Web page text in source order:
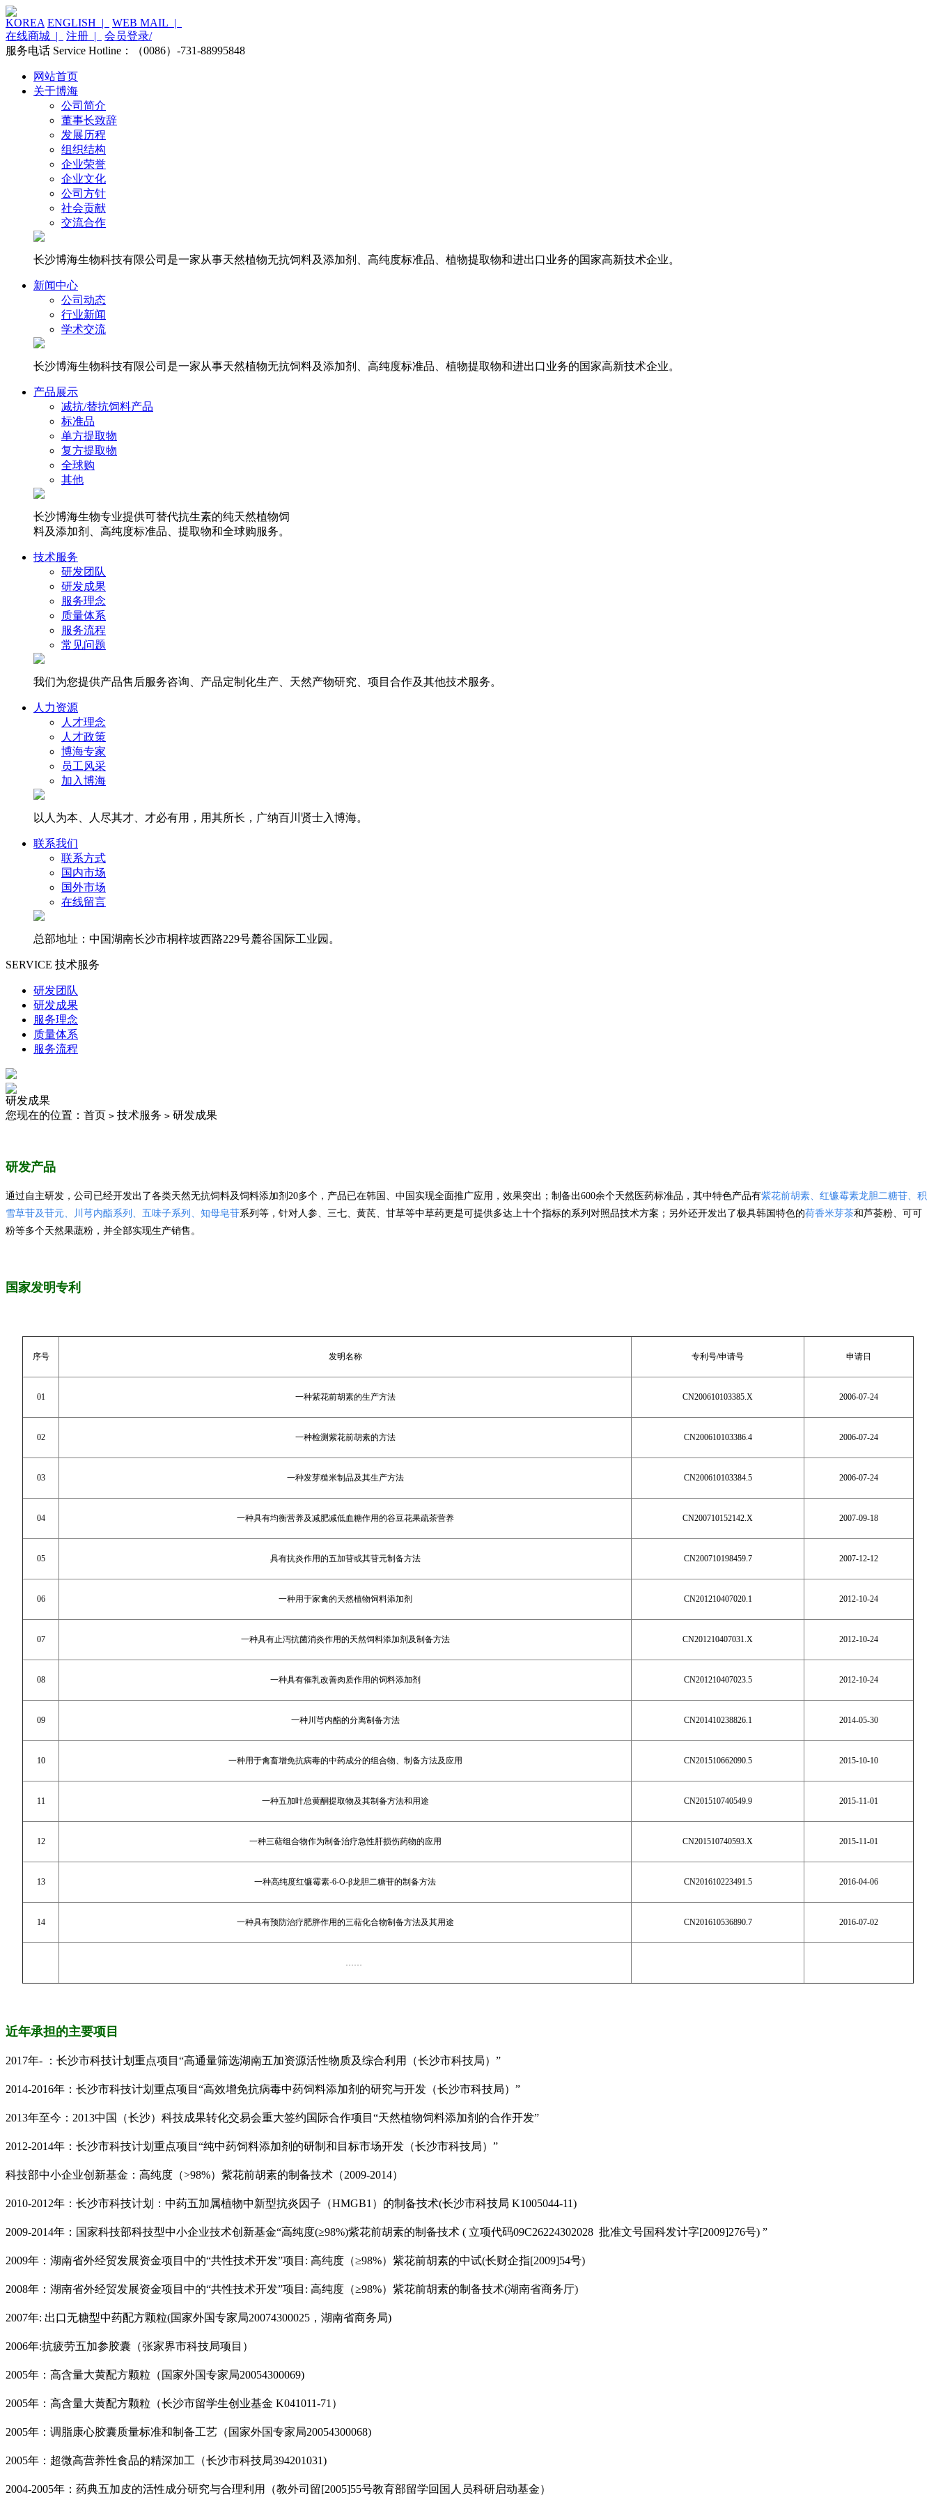
KOREA ENGLISH |
WEB MAIL |
在线商城 |
注册 |
会员登录/
服务电话 Service Hotline：（0086）-731-88995848
网站首页
关于博海
公司简介
董事长致辞
发展历程
组织结构
企业荣誉
企业文化
公司方针
社会贡献
交流合作
长沙博海生物科技有限公司是一家从事天然植物无抗饲料及添加剂、高纯度标准品、植物提取物和进出口业务的国家高新技术企业。
新闻中心
公司动态
行业新闻
学术交流
长沙博海生物科技有限公司是一家从事天然植物无抗饲料及添加剂、高纯度标准品、植物提取物和进出口业务的国家高新技术企业。
产品展示
减抗/替抗饲料产品
标准品
单方提取物
复方提取物
全球购
其他
长沙博海生物专业提供可替代抗生素的纯天然植物饲
料及添加剂、高纯度标准品、提取物和全球购服务。
技术服务
研发团队
研发成果
服务理念
质量体系
服务流程
常见问题
我们为您提供产品售后服务咨询、产品定制化生产、天然产物研究、项目合作及其他技术服务。
人力资源
人才理念
人才政策
博海专家
员工风采
加入博海
以人为本、人尽其才、才必有用，用其所长，广纳百川贤士入博海。
联系我们
联系方式
国内市场
国外市场
在线留言
总部地址：中国湖南长沙市桐梓坡西路229号麓谷国际工业园。
SERVICE 技术服务
研发团队
研发成果
服务理念
质量体系
服务流程
研发成果
您现在的位置：首页 > 技术服务 > 研发成果
研发产品
通过自主研发，公司已经开发出了各类天然无抗饲料及饲料添加剂 20多个，产品已在韩国、中国实现全面推广应用，效果突出；制备出600余个天然医药标准品，其中特色产品有紫花前胡素、红镰霉素龙胆二糖苷、积
雪草苷及苷元、川芎内酯系列、五味子系列、知母皂苷系列等，针对人参、三七、黄芪、甘草等中草药更是可提供多达上十个指标的系列对照品技术方案；另外还开发出了极具韩国特色的荷香米芽茶和芦荟粉、可可
粉等多个天然果蔬粉，并全部实现生产销售。
国家发明专利
序号 发明名称 专利号/申请号 申请日
01 一种紫花前胡素的生产方法 CN200610103385.X 2006-07-24
02 一种检测紫花前胡素的方法 CN200610103386.4 2006-07-24
03 一种发芽糙米制品及其生产方法 CN200610103384.5 2006-07-24
04 一种具有均衡营养及减肥减低血糖作用的谷豆花果疏茶营养 CN200710152142.X 2007-09-18
05 具有抗炎作用的五加苷或其苷元制备方法 CN200710198459.7 2007-12-12
06 一种用于家禽的天然植物饲料添加剂 CN201210407020.1 2012-10-24
07 一种具有止泻抗菌消炎作用的天然饲料添加剂及制备方法 CN201210407031.X 2012-10-24
08 一种具有催乳改善肉质作用的饲料添加剂 CN201210407023.5 2012-10-24
09 一种川芎内酯的分离制备方法 CN201410238826.1 2014-05-30
10 一种用于禽畜增免抗病毒的中药成分的组合物、制备方法及应用 CN201510662090.5 2015-10-10
11 一种五加叶总黄酮提取物及其制备方法和用途 CN201510740549.9 2015-11-01
12 一种三萜组合物作为制备治疗急性肝损伤药物的应用 CN201510740593.X 2015-11-01
13 一种高纯度红镰霉素-6-O-β龙胆二糖苷的制备方法 CN201610223491.5 2016-04-06
14 一种具有预防治疗肥胖作用的三萜化合物制备方法及其用途 CN201610536890.7 2016-07-02
……
近年承担的主要项目
2017年- ：长沙市科技计划重点项目“高通量筛选湖南五加资源活性物质及综合利用（长沙市科技局）”
2014-2016年：长沙市科技计划重点项目“高效增免抗病毒中药饲料添加剂的研究与开发（长沙市科技局）”
2013年至今： 2013中国（长沙）科技成果转化交易会重大签约国际合作项目“天然植物饲料添加剂的合作开发”
2012-2014年：长沙市科技计划重点项目“纯中药饲料添加剂的研制和目标市场开发（长沙市科技局）”
科技部中小企业创新基金：高纯度（>98%）紫花前胡素的制备技术（2009-2014）
2010-2012年：长沙市科技计划：中药五加属植物中新型抗炎因子（HMGB1 ）的制备技术(长沙市科技局 K1005044-11)
2009-2014年：国家科技部科技型中小企业技术创新基金“高纯度(≥98%)紫花前胡素的制备技术 ( 立项代码09C26224302028 批准文号国科发计字[2009]276号) ”
2009年：湖南省外经贸发展资金项目中的“共性技术开发”项目 : 高纯度（≥98%）紫花前胡素的中试(长财企指[2009]54号)
2008年：湖南省外经贸发展资金项目中的“共性技术开发”项目 : 高纯度（≥98%）紫花前胡素的制备技术(湖南省商务厅)
2007年: 出口无糖型中药配方颗粒(国家外国专家局20074300025 ，湖南省商务局)
2006年:抗疲劳五加参胶囊（张家界市科技局项目）
2005年： 高含量大黄配方颗粒（国家外国专家局20054300069)
2005年： 高含量大黄配方颗粒（长沙市留学生创业基金 K041011-71 ）
2005年： 调脂康心胶囊质量标准和制备工艺（国家外国专家局20054300068)
2005年：超微高营养性食品的精深加工（长沙市科技局394201031)
2004-2005年：药典五加皮的活性成分研究与合理利用（教外司留[2005]55号教育部留学回国人员科研启动基金）